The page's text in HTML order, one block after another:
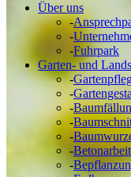
Über uns
-
-
-Fuhrpark
Garten- und
-
-
-
-
-
-
-